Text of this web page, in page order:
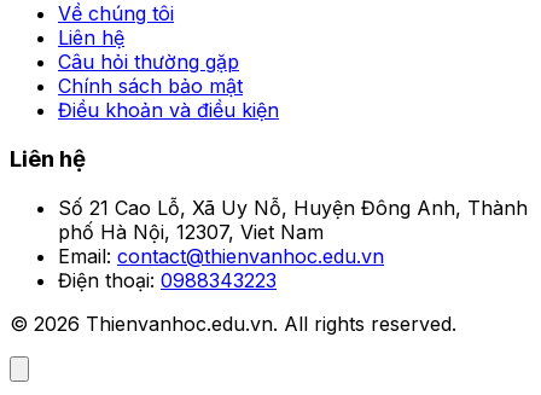
Về chúng tôi
Liên hệ
Câu hỏi thường gặp
Chính sách bảo mật
Điều khoản và điều kiện
Liên hệ
Số 21 Cao Lỗ, Xã Uy Nỗ, Huyện Đông Anh, Thành
phố Hà Nội, 12307, Viet Nam
Email: contact@thienvanhoc.edu.vn
Điện thoại: 0988343223
© 2026 Thienvanhoc.edu.vn. All rights reserved.